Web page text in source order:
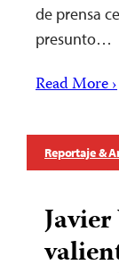
de prensa
presunto…
Read More ›
Reportaje &